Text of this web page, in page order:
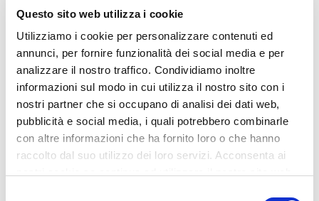
Questo sito web utilizza i cookie
Utilizziamo i cookie per personalizzare contenuti ed
annunci, per fornire funzionalità dei social media e per
analizzare il nostro traffico. Condividiamo inoltre
informazioni sul modo in cui utilizza il nostro sito con i
nostri partner che si occupano di analisi dei dati web,
pubblicità e social media, i quali potrebbero combinarle
con altre informazioni che ha fornito loro o che hanno
raccolto dal suo utilizzo dei loro servizi. Acconsenta ai
Infine, ultimo vantaggio ma non meno
importante è che per effetto combinato di
tutti i benefici che ti ho elencato sopra,
l'allenamento con i pesi è unastrategia
antiaging. In tanti pensano che la perdita
del tono muscolare è una conseguenza
dell'invecchiamento, invece è l'esatto
opposto: l'invecchiamento è una
conseguenza della perdita di tono